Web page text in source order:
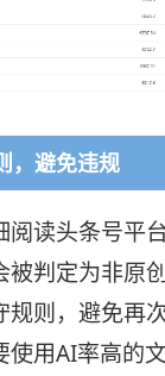
，避免违规
阅读头条号平
判定为非原
规则，避免再
使用AI率高的